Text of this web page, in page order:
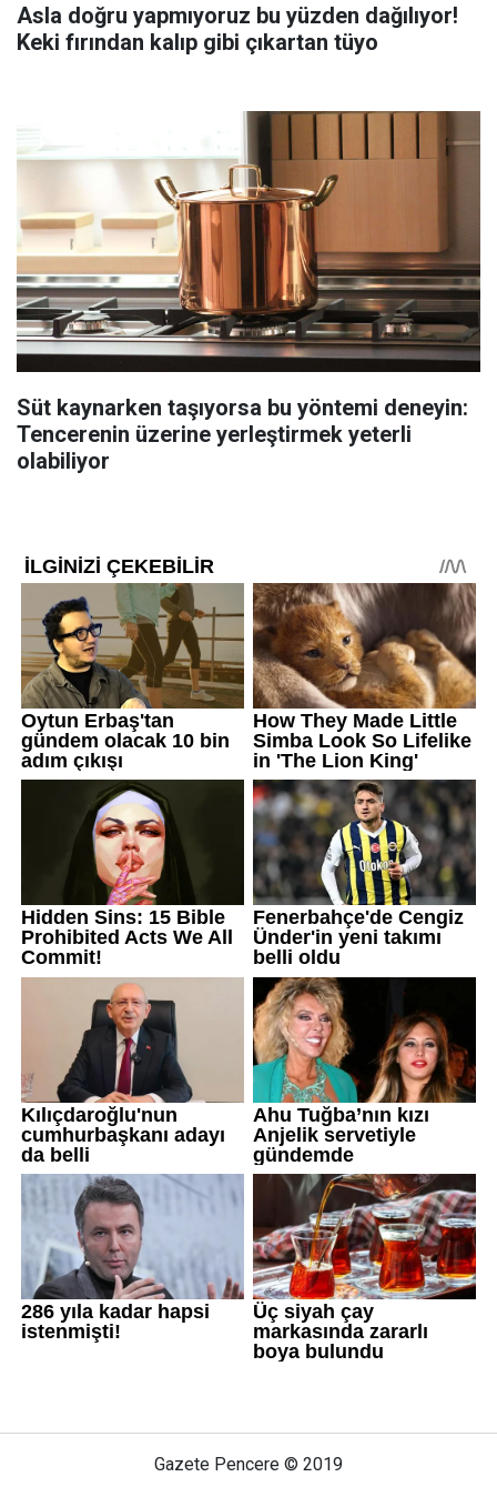
Asla doğru yapmıyoruz bu yüzden dağılıyor!
Keki fırından kalıp gibi çıkartan tüyo
Süt kaynarken taşıyorsa bu yöntemi deneyin:
Tencerenin üzerine yerleştirmek yeterli
olabiliyor
Gazete Pencere © 2019